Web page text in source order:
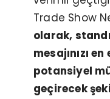
Trade Show
olarak,
mesajınızı
potansiyel
geçirecek